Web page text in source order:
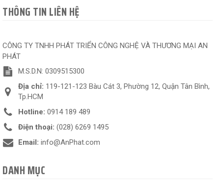
THÔNG TIN LIÊN HỆ
CÔNG TY TNHH PHÁT TRIỂN CÔNG NGHỆ VÀ THƯƠNG MẠI AN
PHÁT
M.S.D.N: 0309515300
Địa chỉ: 119-121-123 Bàu Cát 3, Phường 12, Quận Tân Bình,
Tp.HCM
Hotline: 0914 189 489
Điện thoại: (028) 6269 1495
Email: info@AnPhat.com
DANH MỤC